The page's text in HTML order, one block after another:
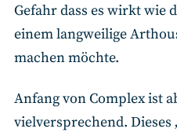
Gefahr dass es wirkt wie
einem langweilige
machen möchte.
Anfang von Complex ist
vielversprechend. Dieses